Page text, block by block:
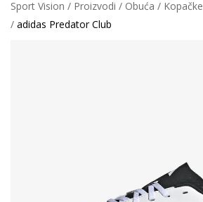
Sport Vision Proizvodi Obuća
Kopačke
adidas Predator Club